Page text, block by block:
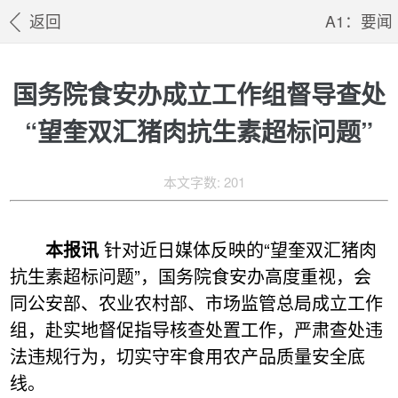
返回 A1：要闻
国务院食安办成立工作组督导查处
“望奎双汇猪肉抗生素超标问题”
本文字数: 201
本报讯针对近日媒体反映的“望奎双汇猪肉
抗生素超标问题”，国务院食安办高度重视，会
同公安部、农业农村部、市场监管总局成立工作
组，赴实地督促指导核查处置工作，严肃查处违
法违规行为，切实守牢食用农产品质量安全底
线。